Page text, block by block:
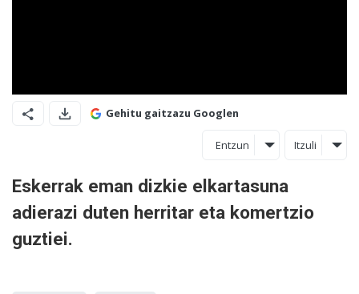
Gehitu gaitzazu Googlen
Entzun Itzuli
Eskerrak eman dizkie elkartasuna
adierazi duten herritar eta komertzio
guztiei.